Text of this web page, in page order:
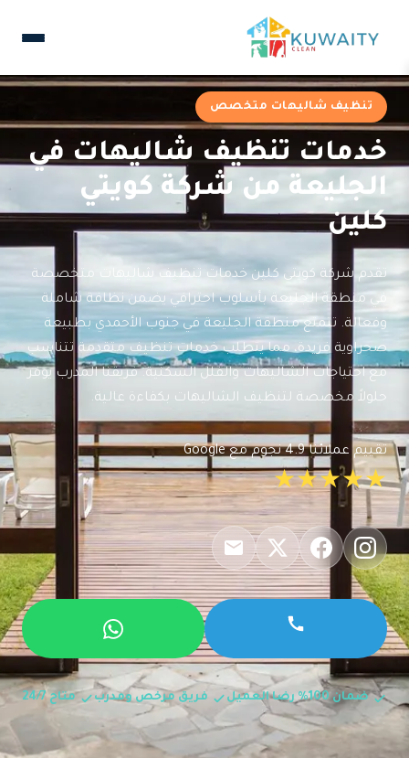
تنظيف شاليهات متخصص
خدمات تنظيف شاليهات في
الجليعة من شركة كويتي
كلين
تقدم شركة كويتي كلين خدمات تنظيف شاليهات متخصصة
في منطقة الجليعة بأسلوب احترافي يضمن نظافة شاملة
وفعالة. تتمتع منطقة الجليعة في جنوب الأحمدي بطبيعة
صحراوية فريدة، مما يتطلب خدمات تنظيف متقدمة تتناسب
مع احتياجات الشاليهات والفلل السكنية. فريقنا المدرب يوفر
حلولاً مخصصة لتنظيف الشاليهات بكفاءة عالية.
تقييم عملائنا 4.9 نجوم مع Google
★★★★★
ضمان 100% رضا العميل فريق مرخص ومدرب متاح 24/7